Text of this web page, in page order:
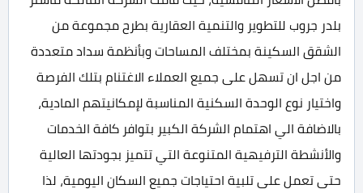
بلدر جروب للتطوير والتنمية العقارية بطرح مجموعة من
الشقق السكينة بمختلف المساحات وبأنظمة سداد متعددة
من اجل ان تسهل على جميع العملاء الاغتنام بتلك الفرصة
واختيار نوع الوحدة السكنية المناسبة لإمكانيتهم المادية،
بالاضافة الي اهتمام الشركة الكبير بتوافر كافة الخدمات
والأنشطة الترفيهية المتنوعة التي تتميز بجودتها العالية
حتى تعمل على تلبية احتياجات جميع السكان اليومية، لذا